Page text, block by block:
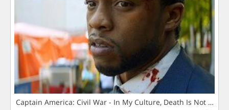
Captain America: Civil War - In My Culture, Death Is Not The